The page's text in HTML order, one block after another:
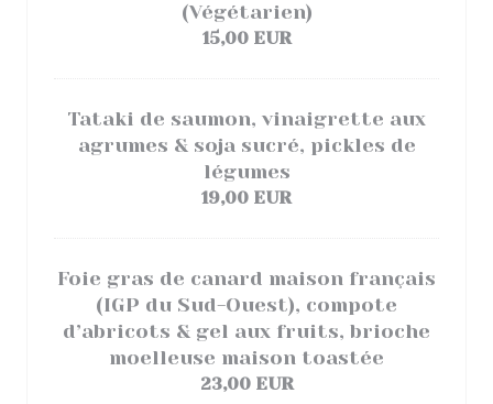
(Végétarien)
15,00 EUR
Tataki de saumon, vinaigrette aux
agrumes & soja sucré, pickles de
légumes
19,00 EUR
Foie gras de canard maison français
(IGP du Sud-Ouest), compote
d’abricots & gel aux fruits, brioche
moelleuse maison toastée
23,00 EUR